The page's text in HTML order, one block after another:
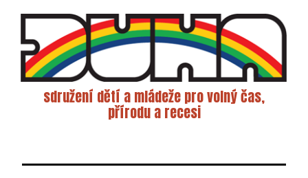
sdružení dětí a mládeže pro volný čas,
přírodu a recesi